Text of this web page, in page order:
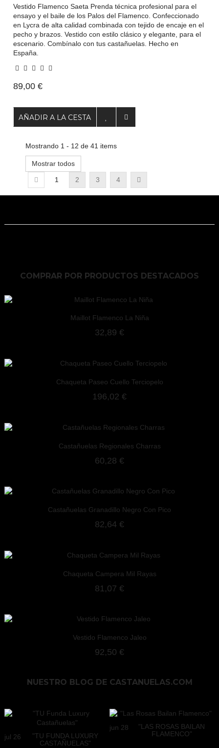
Vestido Flamenco Saeta Prenda técnica profesional para el
ensayo y el baile de los Palos del Flamenco. Confeccionado
en Lycra de alta calidad combinada con tejido de encaje en el
pecho y brazos. Vestido con estilo clásico y elegante, para el
escenario. Combínalo con tus castañuelas. Hecho en
España.
89,00 €
AÑADIR A LA CESTA
Mostrando 1 - 12 de 41 items
Mostrar todos
1 2 3 4
COMPRAR POR PRODUCTOS DESTACADOS
Maillot Flamenco La Niña
32,89 €
Chaqueta Paseo Cuello Terciopelo
196,02 €
Castañuelas Regionales Charras
60,28 €
Castañuelas Granadillo Negro Con Pico
82,64 €
Chaqueta Campera Mil Rayas
81,07 €
Vestido Flamenco Jaleo
92,50 €
NUESTRO BLOG DE CASTANUELAS.COM
jul 26
"TU FUNDA LUXURY
CASTAÑUELAS"
jun 28
"LAS ROSAS BAILAN
FLAMENCO"